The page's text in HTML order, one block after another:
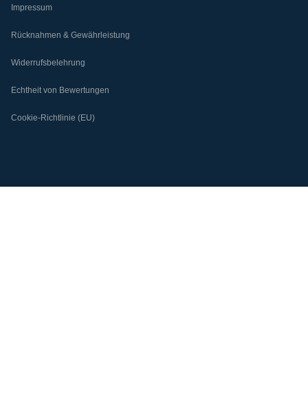
Impressum
Rücknahmen & Gewährleistung
Widerrufsbelehrung
Echtheit von Bewertungen
Cookie-Richtlinie (EU)